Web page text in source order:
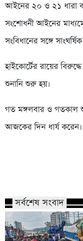
আইনের ২০ ও ২১ ধারা
সংশোধনী আইনের
সংবিধানের সঙ্গে
হাইকোর্টের রায়ের
শুনানি শুরু হয়।
গত মঙ্গলবার ও গতকাল
আজকের দিন ধার্য করেন।
সর্বশেষ সংবাদ